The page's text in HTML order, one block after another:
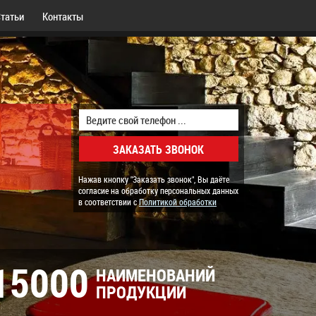
Контакты
Нажав кнопку "Заказать звонок", Вы даёте
согласие на обработку персональных данных
в соответствии сПолитикой обработки
НАИМЕНОВАНИЙ
ПРОДУКЦИИ